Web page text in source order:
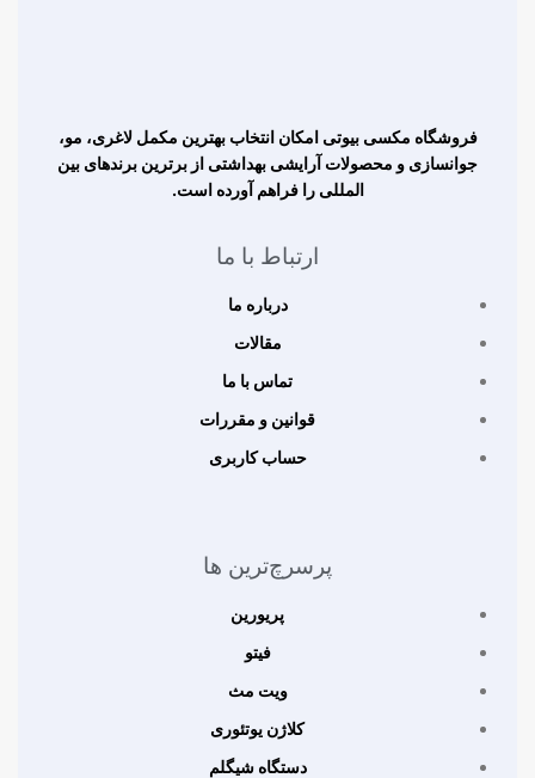
فروشگاه مکسی بیوتی امکان انتخاب بهترین مکمل لاغری، مو،
جوانسازی و محصولات آرایشی بهداشتی از برترین برندهای بین
المللی را فراهم آورده است.
ارتباط با ما
درباره ما
مقالات
تماس با ما
قوانین و مقررات
حساب کاربری
پرسرچ‌ترین ها
پریورین
فیتو
ویت مث
کلاژن یوتئوری
دستگاه شیگلم